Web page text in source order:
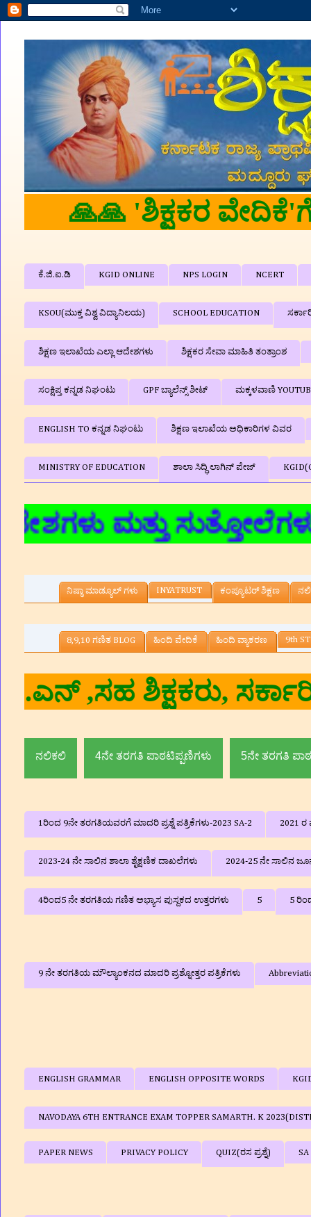
ಕೆ.ಜಿ.ಐ.ಡಿ KGID ONLINE NPS LOGIN NCERT
KSOU(ಮುಕ್ತ ವಿಶ್ವ ವಿದ್ಯಾನಿಲಯ) SCHOOL EDUCATION
ಶಿಕ್ಷಣ ಇಲಾಖೆಯ ಎಲ್ಲಾ ಆದೇಶಗಳು ಶಿಕ್ಷಕರ ಸೇವಾ ಮಾಹಿತಿ ತಂತ್ರಾಂಶ
ಸಂಕ್ಷಿಪ್ತ ಕನ್ನಡ ನಿಘಂಟು GPF ಬ್ಯಾಲೆನ್ಸ್‌ ಶೀಟ್ ಮಕ್ಕಳವಾಣಿ
ENGLISH TO ಕನ್ನಡ ನಿಘಂಟು ಶಿಕ್ಷಣ ಇಲಾಖೆಯ ಅಧಿಕಾರಿಗಳ ವಿವರ
MINISTRY OF EDUCATION ಶಾಲಾ ಸಿದ್ಧಿ ಲಾಗಿನ್‌ ಪೇಜ್
ನಿಷ್ಠಾ ಮಾಡ್ಯೂಲ್ ಗಳು INYATRUST ಕಂಪ್ಯೂಟರ್‌ ಶಿಕ್ಷಣ
8,9,10 ಗಣಿತ BLOG ಹಿಂದಿ ವೇದಿಕೆ ಹಿಂದಿ ವ್ಯಾಕರಣ 9th
ನಲಿಕಲಿ 4ನೇ ತರಗತಿ ಪಾಠಟಿಪ್ಪಣಿಗಳು 5ನೇ ತರಗತಿ
1ರಿಂದ 9ನೇ ತರಗತಿಯವರಗೆ ಮಾದರಿ ಪ್ರಶ್ನೆ ಪತ್ರಿಕೆಗಳು-2023 SA-2 2021 ರ
2023-24 ನೇ ಸಾಲಿನ ಶಾಲಾ ಶೈಕ್ಷಣಿಕ ದಾಖಲೆಗಳು 2024-25 ನೇ ಸಾಲಿನ
4ರಿಂದ5 ನೇ ತರಗತಿಯ ಗಣಿತ ಅಭ್ಯಾಸ ಪುಸ್ದಕದ ಉತ್ತರಗಳು 5 5
9 ನೇ ತರಗತಿಯ ಮೌಲ್ಯಾಂಕನದ ಮಾದರಿ ಪ್ರಶ್ನೋತ್ತರ ಪತ್ರಿಕೆಗಳು
ENGLISH GRAMMAR ENGLISH OPPOSITE WORDS
NAVODAYA 6TH ENTRANCE EXAM TOPPER SAMARTH. K
PAPER NEWS PRIVACY POLICY QUIZ(ರಸ ಪ್ರಶ್ನೆ)